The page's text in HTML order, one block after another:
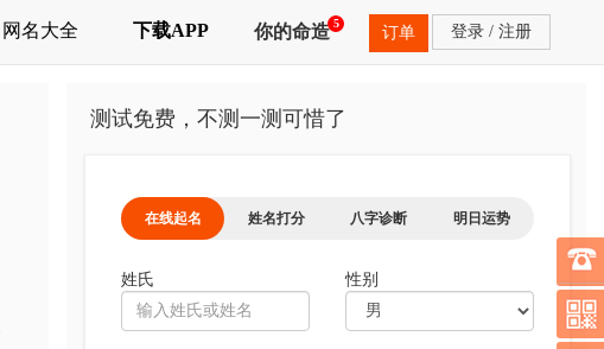
网名大全 下载APP 你的命造 5
订单 登录 / 注册
测试免费，不测一测可惜了
在线起名 姓名打分 八字诊断 明日运势
姓氏 性别